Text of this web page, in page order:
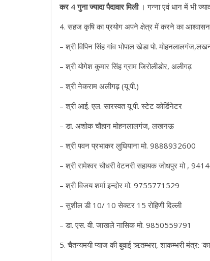
कर 4 गुना ज्यादा पैदावार मिली । गन्ना एवं धान में भी
4. सहज कृषि का प्रयोग अपने क्षेत्र में करने का आश्वासन
– श्री विपिन सिंह गांव भोपाल खेडा पो.
– श्री योगेश कुमार सिंह ग्राम जिरोलीडोर, अलीगढ़
– श्री नेकराम अलीगढ़ (यू.पी.)
– श्री आई. एल. सारस्वत यू.पी. स्टेट कोर्डिनेटर
– डा. अशोक चौहान मोहनलालगंज, लखनऊ
– श्री पवन प्रभाकर लुधियाना मो. 9888932600
– श्री रामेश्वर चौधरी वेटनरी सहायक जोधपुर मो ,
– श्री विजय शर्मा इन्दोर मो. 9755771529
– सुशील डी 10/ 10 सेक्टर 15 रोहिणी दिल्ली
– डा. एस. वी. जाखले नासिक मो. 9850559791
5. चैतन्यमयी प्याज की बुवाई ऋतम्भरा, शाकम्भरी मंत्र: